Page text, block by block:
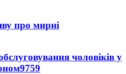
про мирні
чоловіків у
9759